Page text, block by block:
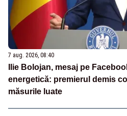
7 aug. 2026, 08:40
Ilie Bolojan, mesaj pe
energetică: premierul demis
măsurile luate